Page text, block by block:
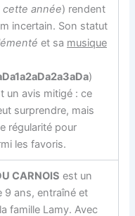
cette année) rendent
incertain. Son statut
et sa musique
)
un avis mitigé : ce
surprendre, mais
régularité pour
les favoris.
CARNOIS est un
9 ans, entraîné et
famille Lamy. Avec